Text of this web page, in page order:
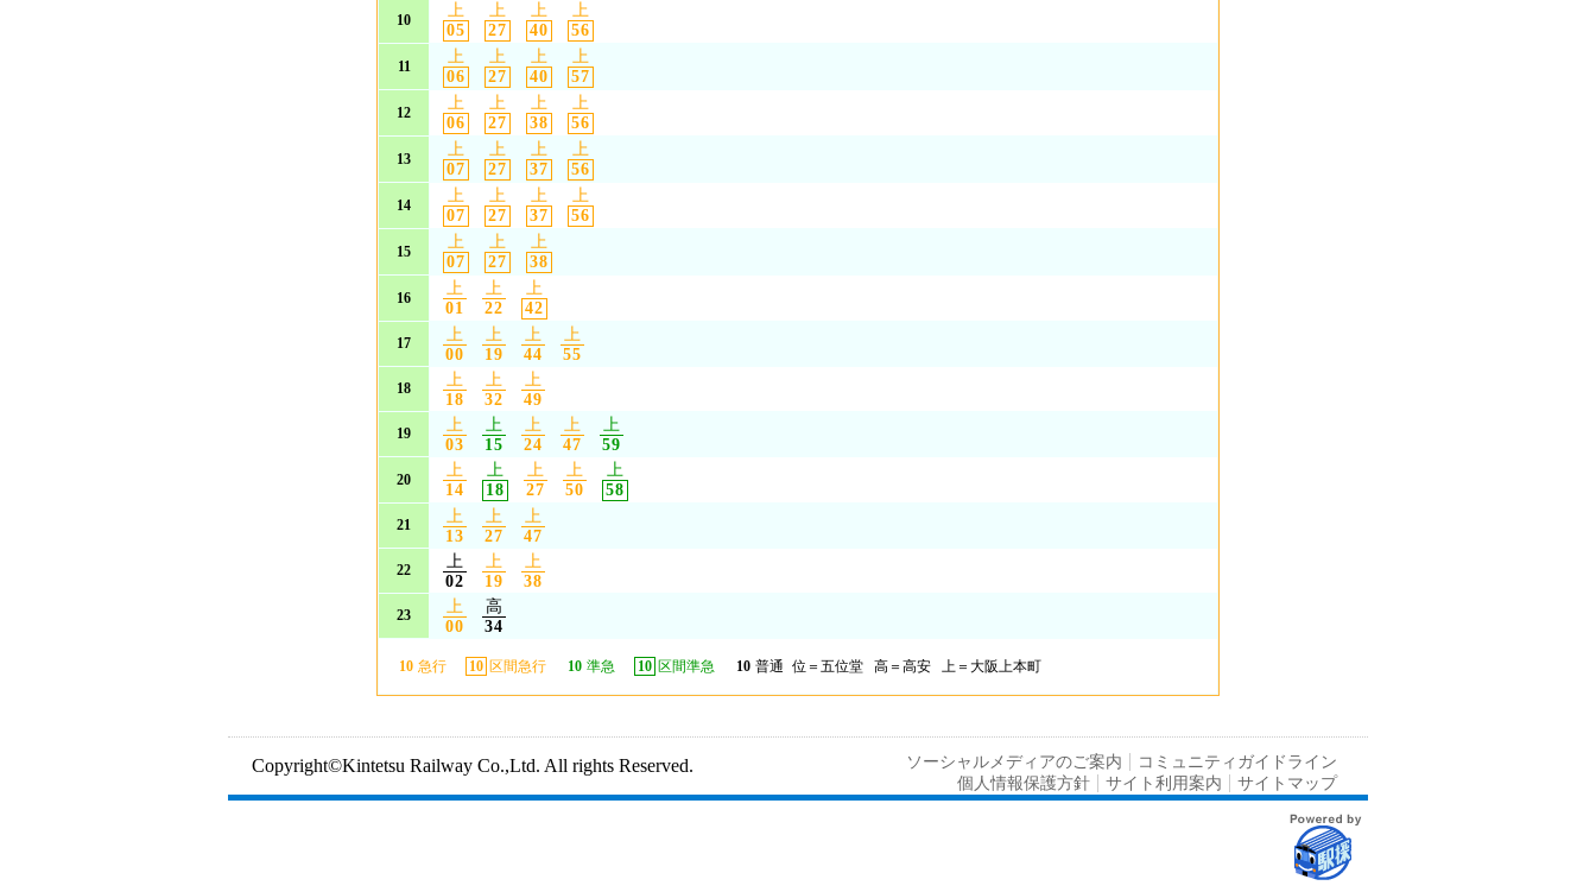
10
上
05
上
27
上
40
上
56
11
上
06
上
27
上
40
上
57
12
上
06
上
27
上
38
上
56
13
上
07
上
27
上
37
上
56
14
上
07
上
27
上
37
上
56
15
上
07
上
27
上
38
16
上
01
上
22
上
42
17
上
00
上
19
上
44
上
55
18
上
18
上
32
上
49
19
上
03
上
15
上
24
上
47
上
59
20
上
14
上
18
上
27
上
50
上
58
21
上
13
上
27
上
47
22
上
02
上
19
上
38
23
上
00
高
34
10 急行 10 区間急行 10 準急 10 区間準急 10 普通 位＝五位堂 高＝高安 上＝大阪上本町